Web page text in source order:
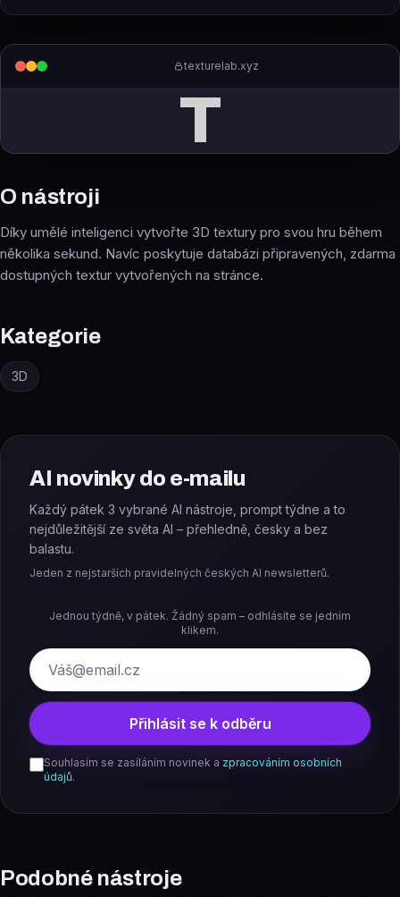
texturelab.xyz
T
O nástroji
Díky umělé inteligenci vytvořte 3D textury pro svou hru během
několika sekund. Navíc poskytuje databázi připravených, zdarma
dostupných textur vytvořených na stránce.
Kategorie
3D
AI novinky do e-mailu
Každý pátek 3 vybrané AI nástroje, prompt týdne a to
nejdůležitější ze světa AI – přehledně, česky a bez
balastu.
Jeden z nejstarších pravidelných českých AI newsletterů.
Jednou týdně, v pátek. Žádný spam – odhlásíte se jedním
klikem.
E-mail
Přihlásit se k odběru
Souhlasím se zasíláním novinek a zpracováním osobních
údajů.
Podobné nástroje